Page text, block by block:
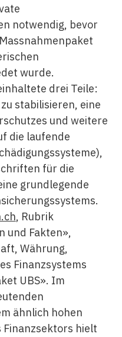
notwendig, bevor
wurde.
drei Teile:
stabilisieren, eine
und weitere
die laufende
für die
grundlegende
, Rubrik
und Fakten»,
Währung,
Finanzsystems
UBS». Im
ähnlich hohen
hielt